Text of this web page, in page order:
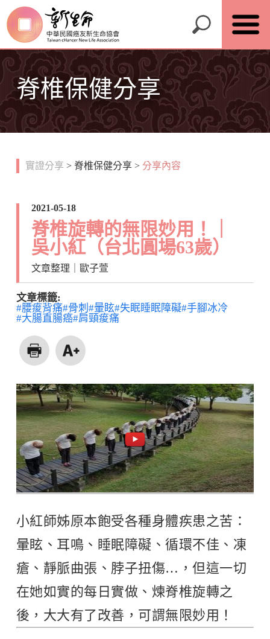
脊椎保健分享
實證分享 > 脊椎保健分享 > 分享內容
2021-05-18
脊椎旋轉的無限妙用！｜
吳小紅（台北圓場63歲）
文章整理｜歐子萱
文章標籤:
#腰痠背痛#骨刺 #暈眩#失眠睡眠障礙#手腳冰冷
#大腸直腸癌#肩頸痠痛
小紅師姊原本飽受各種身體疾患之苦：
暈眩、耳鳴、睡眠障礙、循環不佳、凍
瘡、靜脈曲張、脖子扭傷…，但這一切
在她如實的每日實做、煉脊椎旋轉之
後，大大有了改善，可謂無限妙用！